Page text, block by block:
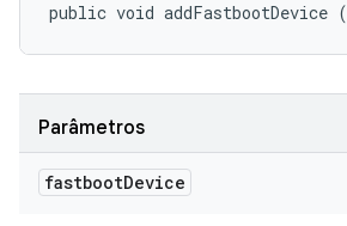
public void addFastbootDevice (
Parâmetros
fastbootDevice